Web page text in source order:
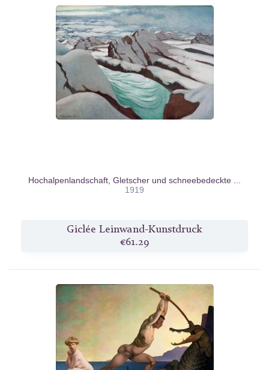
Hochalpenlandschaft, Gletscher und schneebedeckte ...
1919
Giclée Leinwand-Kunstdruck
€61.29